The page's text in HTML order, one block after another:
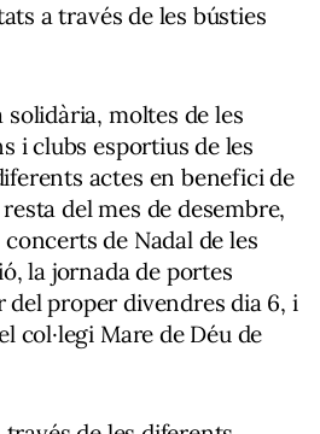
a través de les bústies
solidària, moltes de les
i clubs esportius de les
actes en benefici de
del mes de desembre,
de Nadal de les
la jornada de portes
del proper divendres dia 6, i
col·legi Mare de Déu de